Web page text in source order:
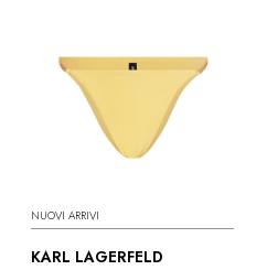
NUOVI ARRIVI
KARL LAGERFELD